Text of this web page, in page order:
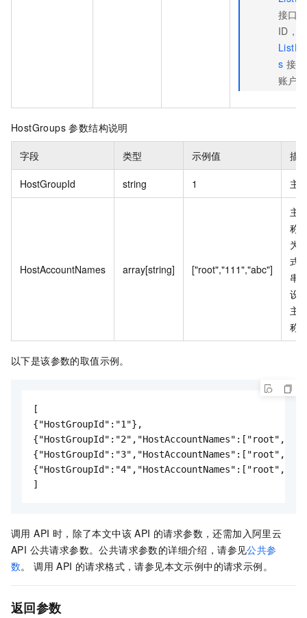
接口
ID，
s 接
账户
HostGroups 参数结构说明
字段 类型 示例值 描
HostGroupId string 1 主
HostAccountNames array[string] ["root","111","abc"]
主
称
为
式
串
设
主
称
以下是该参数的取值示例。
[
{"HostGroupId":"1"},
调用 API 时，除了本文中该 API 的请求参数，还需加入阿里云
API 公共请求参数。公共请求参数的详细介绍，请参见公共参
数。 调用 API 的请求格式，请参见本文示例中的请求示例。
返回参数